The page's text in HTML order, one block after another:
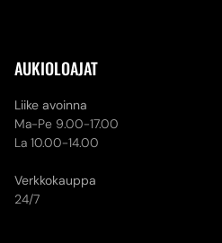
AUKIOLOAJAT
Liike avoinna
Ma-Pe 9.00-17.00
La 10.00-14.00
Verkkokauppa
24/7